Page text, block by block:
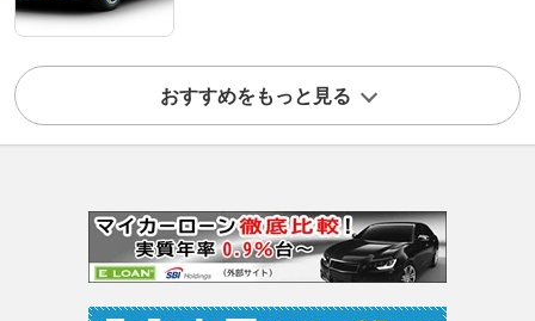
おすすめをもっと見る